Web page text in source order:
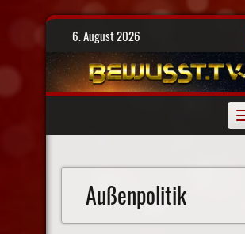
Skip
6. August 2026
Außenpolitik